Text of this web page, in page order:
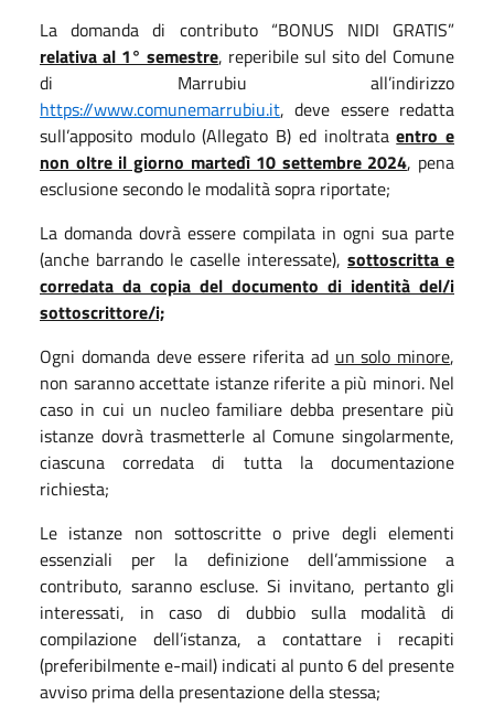
La domanda di contributo “BONUS NIDI GRATIS”
relativa al 1° semestre, reperibile sul sito del Comune
di Marrubiu all’indirizzo
https://www.comunemarrubiu.it, deve essere redatta
sull’apposito modulo (Allegato B) ed inoltrataentro e
non oltre il giorno martedì 10 settembre 2024, pena
esclusione secondo le modalità sopra riportate;
La domanda dovrà essere compilata in ogni sua parte
(anche barrando le caselle interessate), sottoscritta e
corredata da copia del documento di identità del/i
sottoscrittore/i;
Ogni domanda deve essere riferita ad un solo minore,
non saranno accettate istanze riferite a più minori. Nel
caso in cui un nucleo familiare debba presentare più
istanze dovrà trasmetterle al Comune singolarmente,
ciascuna corredata di tutta la documentazione
richiesta;
Le istanze non sottoscritte o prive degli elementi
essenziali per la definizione dell’ammissione a
contributo, saranno escluse. Si invitano, pertanto gli
interessati, in caso di dubbio sulla modalità di
compilazione dell’istanza, a contattare i recapiti
(preferibilmente e-mail) indicati al punto 6 del presente
avviso prima della presentazione della stessa;